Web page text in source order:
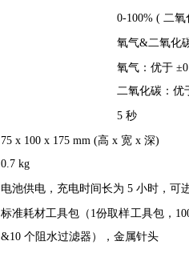
0-100% ( 二
氧气&二氧化碳
氧气：优于
二氧化碳：
5 秒
75 x 100 x 175 mm (高 x 宽 x 深)
0.7 kg
电池供电，充电时间长为 5 小时，
标准耗材工具包（1份取样工具包，
&10 个阻水过滤器），金属针头